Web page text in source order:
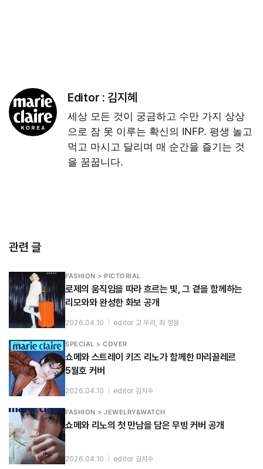
Editor : 김지혜
세상 모든 것이 궁금하고 수만 가지 상상
으로 잠 못 이루는 확신의 INFP. 평생 놀고
먹고 마시고 달리며 매 순간을 즐기는 것
을 꿈꿉니다.
관련 글
FASHION > PICTORIAL
로제의 움직임을 따라 흐르는 빛, 그 곁을 함께하는
리모와와 완성한 화보 공개
2026.04.10 editor 고 우리, 최 정윤
SPECIAL > COVER
쇼메와 스트레이 키즈 리노가 함께한 마리끌레르
5월호 커버
2026.04.10 editor 김지수
FASHION > JEWELRY&WATCH
쇼메와 리노의 첫 만남을 담은 무빙 커버 공개
2026.04.10 editor 김지수